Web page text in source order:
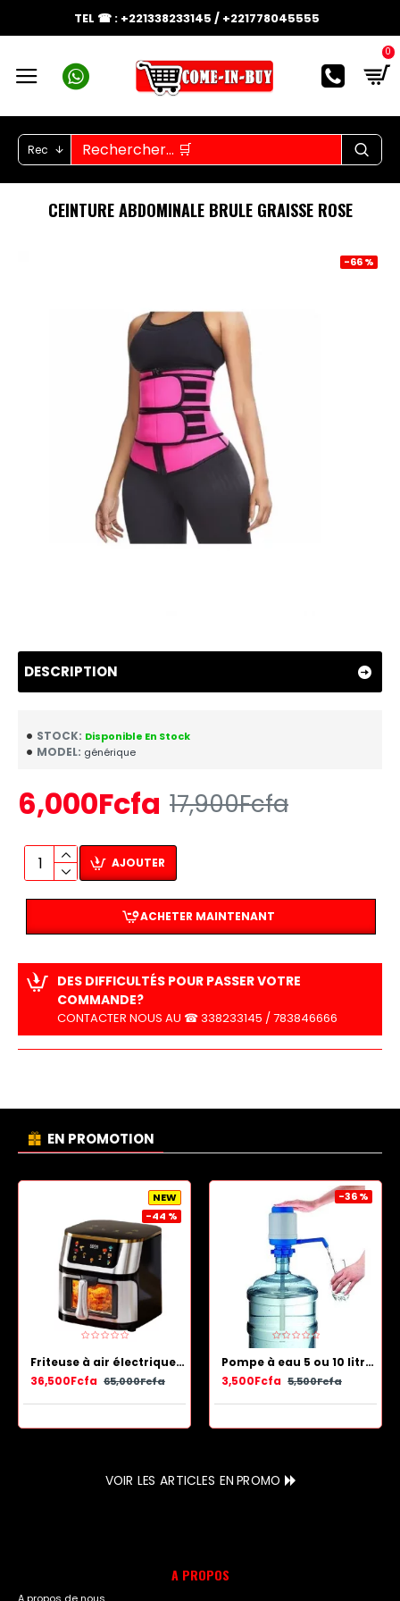
TEL ☎ : +221338233145 / +221778045555
0
Rec
CEINTURE ABDOMINALE BRULE GRAISSE ROSE
-66 %
DESCRIPTION
STOCK: Disponible En Stock
MODEL: générique
6,000Fcfa 17,900Fcfa
AJOUTER
ACHETER MAINTENANT
DES DIFFICULTÉS POUR PASSER VOTRE
COMMANDE?
CONTACTER NOUS AU ☎ 338233145 / 783846666
EN PROMOTION
NEW
-44 %
Friteuse à air électrique en acier inoxydable avec panier antiadhésif 13.5 L
36,500Fcfa 65,000Fcfa
-36 %
Pompe à eau 5 ou 10 litres - Bleu Blanc
3,500Fcfa 5,500Fcfa
VOIR LES ARTICLES EN PROMO
A PROPOS